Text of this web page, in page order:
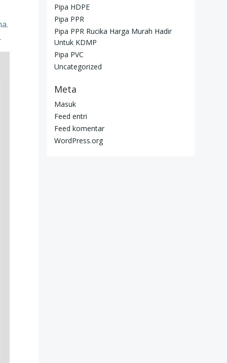
Pipa HDPE
Pipa PPR
Pipa PPR Rucika Harga Murah Hadir
Untuk KDMP
Pipa PVC
Uncategorized
Meta
Masuk
Feed entri
Feed komentar
WordPress.org